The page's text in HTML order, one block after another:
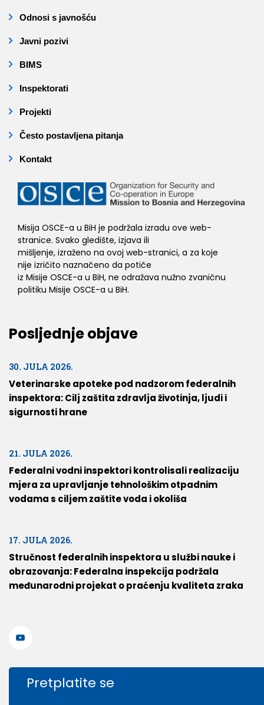
Odnosi s javnošću
Javni pozivi
BIMS
Inspektorati
Projekti
Često postavljena pitanja
Kontakt
Misija OSCE-a u BiH je podržala izradu ove web-
stranice. Svako gledište, izjava ili
mišljenje, izraženo na ovoj web-stranici, a za koje
nije izričito naznačeno da potiče
iz Misije OSCE-a u BiH, ne odražava nužno zvaničnu
politiku Misije OSCE-a u BiH.
Posljednje objave
30. JULA 2026.
Veterinarske apoteke pod nadzorom federalnih
inspektora: Cilj zaštita zdravlja životinja, ljudi i
sigurnosti hrane
21. JULA 2026.
Federalni vodni inspektori kontrolisali realizaciju
mjera za upravljanje tehnološkim otpadnim
vodama s ciljem zaštite voda i okoliša
17. JULA 2026.
Stručnost federalnih inspektora u službi nauke i
obrazovanja: Federalna inspekcija podržala
međunarodni projekat o praćenju kvaliteta zraka
Pretplatite se